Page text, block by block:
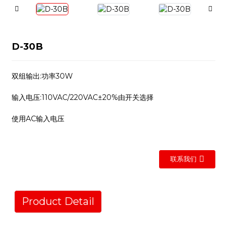
D-30B
双组输出:功率30W
输入电压:110VAC/220VAC±20%由开关选择
使用AC输入电压
联系我们
Product Detail